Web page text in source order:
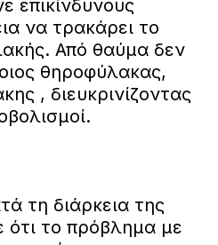
επικίνδυνους
να τρακάρει το
Από θαύμα δεν
θηροφύλακας,
, διευκρινίζοντας
τη διάρκεια της
ότι το πρόβλημα με